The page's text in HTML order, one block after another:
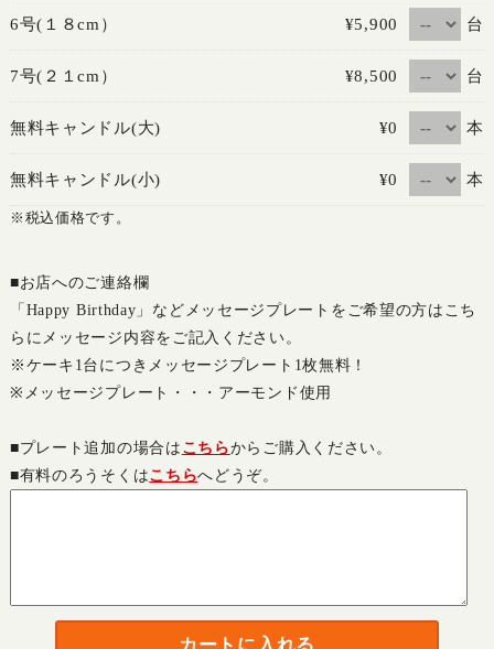
6号(１８cm） ¥5,900 台
7号(２１cm） ¥8,500 台
無料キャンドル(大) ¥0 本
無料キャンドル(小) ¥0 本
※税込価格です。
■お店へのご連絡欄
「Happy Birthday」などメッセージプレートをご希望の方はこち
らにメッセージ内容をご記入ください。
※ケーキ1台につきメッセージプレート1枚無料！
※メッセージプレート・・・アーモンド使用
■プレート追加の場合は こちらからご購入ください。
■有料のろうそくはこちらへどうぞ。